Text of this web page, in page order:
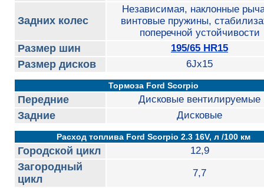
Задних колес
Независимая, наклонные
винтовые пружины,
поперечной устойчивости
Размер шин 195/65 HR15
Размер дисков 6Jx15
Тормоза Ford Scorpio
Передние Дисковые вентилируемые
Задние Дисковые
Расход топлива Ford Scorpio 2.3 16V, л /100 км
Городской цикл 12,9
Загородный
цикл
7,7